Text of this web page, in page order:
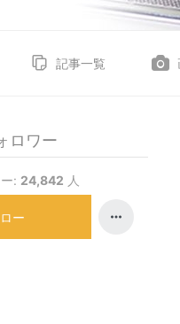
記事一覧
ロワー
: 24,842 人
ー